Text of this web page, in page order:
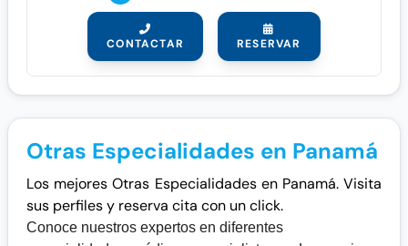
CONTACTAR RESERVAR
Otras Especialidades en Panamá
Los mejores Otras Especialidades en Panamá. Visita
sus perfiles y reserva cita con un click.
Conoce nuestros expertos en diferentes